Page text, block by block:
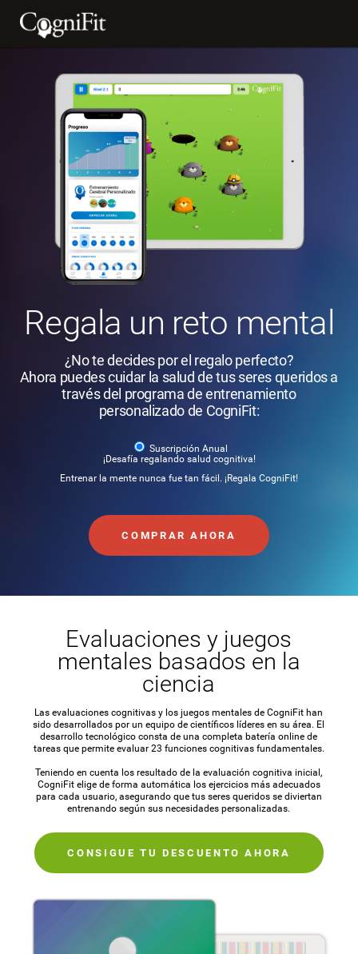
Regala un reto mental
¿No te decides por el regalo perfecto?
Ahora puedes cuidar la salud de tus seres queridos a
través del programa de entrenamiento
personalizado de CogniFit:
Suscripción Anual
¡Desafía regalando salud cognitiva!
Entrenar la mente nunca fue tan fácil. ¡Regala CogniFit!
COMPRAR AHORA
Evaluaciones y juegos
mentales basados en la
ciencia
Las evaluaciones cognitivas y los juegos mentales de CogniFit han
sido desarrollados por un equipo de científicos líderes en su área. El
desarrollo tecnológico consta de una completa batería online de
tareas que permite evaluar 23 funciones cognitivas fundamentales.
Teniendo en cuenta los resultado de la evaluación cognitiva inicial,
CogniFit elige de forma automática los ejercicios más adecuados
para cada usuario, asegurando que tus seres queridos se diviertan
entrenando según sus necesidades personalizadas.
CONSIGUE TU DESCUENTO AHORA